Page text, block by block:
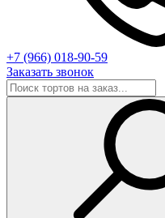
+7 (966) 018-90-59
Заказать звонок